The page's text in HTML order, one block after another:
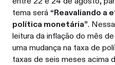
tema será “Reavaliando a
política monetária”.
leitura da inflação do mês
uma mudança na taxa de
taxas de seis meses acima